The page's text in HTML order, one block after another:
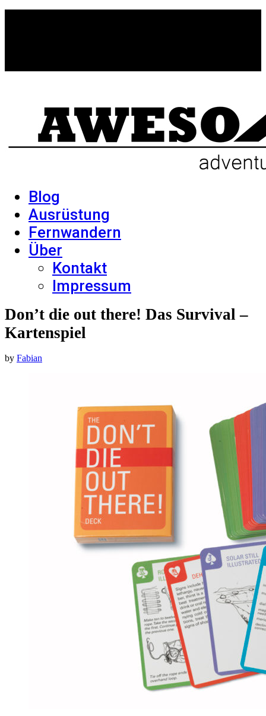
Blog
Ausrüstung
Fernwandern
Über
Kontakt
Impressum
Don’t die out there! Das Survival –
Kartenspiel
by Fabian